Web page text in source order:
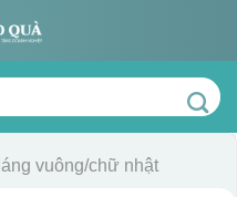
vuông/chữ nhật